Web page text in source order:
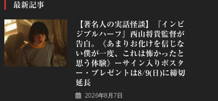
最新記事
【著名人の実話怪談】『インビ
ジブルハーフ』⻄⼭将貴監督が
告白。《あまりお化けを信じな
い僕が一度、これは怖かったと
思う体験》ーサイン入りポスタ
ー・プレゼントは8/9(日)に締切
延長
2026年8月7日